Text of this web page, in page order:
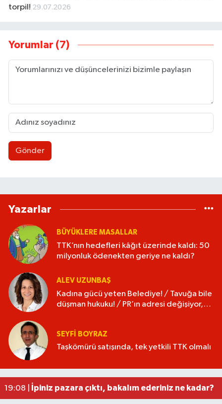
torpil! 29.07.2026
Yorumlar (7)
Gönder
Yazarlar
BÜYÜKLERE MASALLAR
TTK’nın hedefleri kâğıt üzerinde kaldı: 50
milyonluk ödenekten geriye ne kaldı?
ALEV UZUNBAŞ
Kadına gücü yeten Belediye! / Tavuğa bile
düşman hukuku! / PR’ın adresi değişiyor,
SEYFI BOYRAZ
Taşkömürü satışında, tek yetkili TTK olmalı
00:06 |Ankara'da Zonguldak'a acı tur: 16 yaşındaki
22:20 |TTK’nın hedefleri kâğıt üzerinde kaldı: 50
21:59 |Hakan Ergin’in ailesine taziye ziyareti!
19:08 |
İpiniz pazara çıktı, bakalım ederiniz ne kadar?